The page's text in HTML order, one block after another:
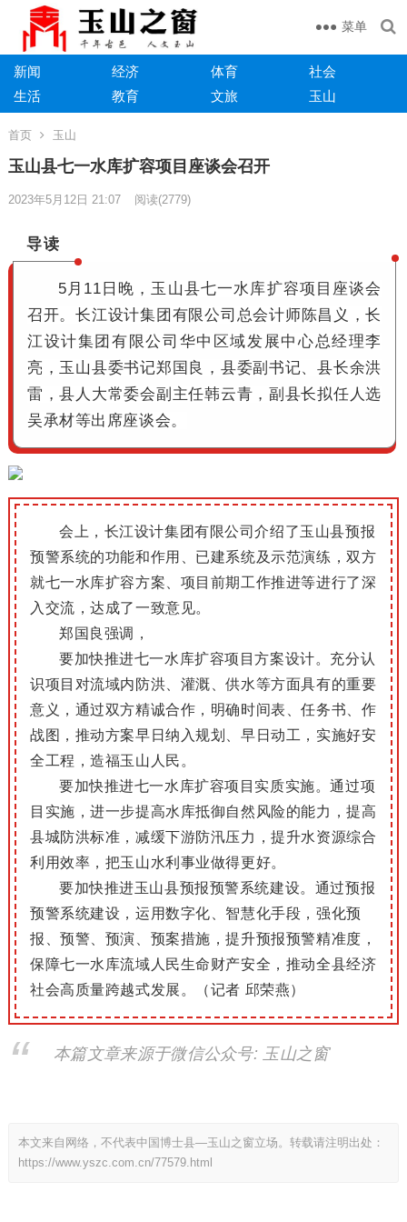
菜单
新闻 经济 体育
社会
生活
教育 文旅 玉山
首页 玉山
玉山县七一水库扩容项目座谈会召开
2023年5月12日 21:07 阅读(2779)
导读
5月11日晚，玉山县七一水库扩容项目座谈会
召开。长江设计集团有限公司总会计师陈昌义，长
江设计集团有限公司华中区域发展中心总经理李
亮，玉山县委书记郑国良，县委副书记、县长余洪
雷，县人大常委会副主任韩云青，副县长拟任人选
吴承材等出席座谈会。
会上，长江设计集团有限公司介绍了玉山县预报
预警系统的功能和作用、已建系统及示范演练，双方
就七一水库扩容方案、项目前期工作推进等进行了深
入交流，达成了一致意见。
郑国良强调，
要加快推进七一水库扩容项目方案设计。充分认
识项目对流域内防洪、灌溉、供水等方面具有的重要
意义，通过双方精诚合作，明确时间表、任务书、作
战图，推动方案早日纳入规划、早日动工，实施好安
全工程，造福玉山人民。
要加快推进七一水库扩容项目实质实施。通过项
目实施，进一步提高水库抵御自然风险的能力，提高
县城防洪标准，减缓下游防汛压力，提升水资源综合
利用效率，把玉山水利事业做得更好。
要加快推进玉山县预报预警系统建设。通过预报
预警系统建设，运用数字化、智慧化手段，强化预
报、预警、预演、预案措施，提升预报预警精准度，
保障七一水库流域人民生命财产安全，推动全县经济
社会高质量跨越式发展。
（记者 邱荣燕）
本篇文章来源于微信公众号: 玉山之窗
本文来自网络，不代表中国博士县—玉山之窗立场。转载请注明出处：
https://www.yszc.com.cn/77579.html